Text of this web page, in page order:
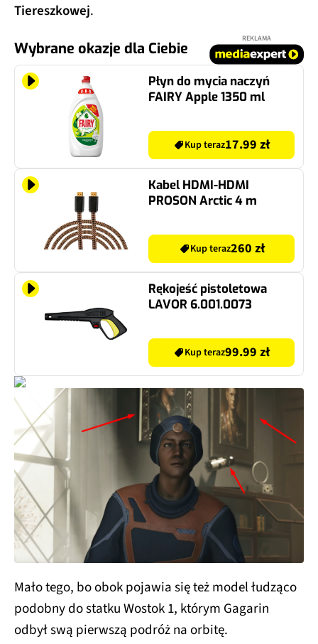
Tiereszkowej.
Wybrane okazje dla Ciebie
REKLAMA
Płyn do mycia naczyń
FAIRY Apple 1350 ml
Kup teraz17.99 zł
Kabel HDMI-HDMI
PROSON Arctic 4 m
Kup teraz260 zł
Rękojeść pistoletowa
LAVOR 6.001.0073
Kup teraz99.99 zł
Mało tego, bo obok pojawia się też model łudząco
podobny do statku Wostok 1, którym Gagarin
odbył swą pierwszą podróż na orbitę.